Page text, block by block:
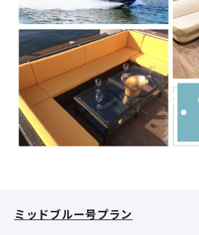
ミッドブルー号プラン